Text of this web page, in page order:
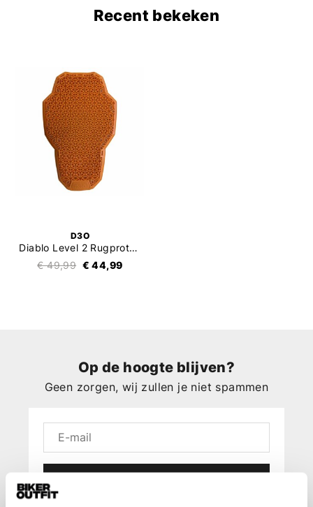
Recent bekeken
D3O
Diablo Level 2 Rugprotector
€ 49,99 € 44,99
Op de hoogte blijven?
Geen zorgen, wij zullen je niet spammen